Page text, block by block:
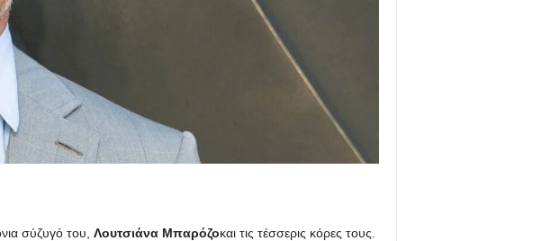
σύζυγό του, Λουτσιάνα Μπαρόζοκαι τις τέσσερις κόρες τους